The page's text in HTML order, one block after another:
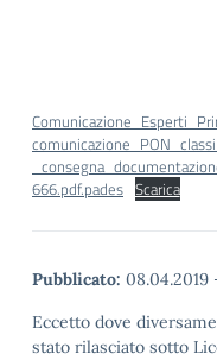
666.pdf.pades Scarica
Pubblicato: 08.04.2019
Eccetto dove
stato rilasciato sotto